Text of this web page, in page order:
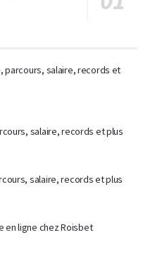
parcours, salaire, records et
salaire, records et plus
salaire, records et plus
en ligne chez Roisbet